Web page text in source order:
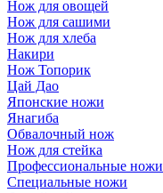
Нож для овощей
Нож для сашими
Нож для хлеба
Накири
Нож Топорик
Цай Дао
Японские ножи
Янагиба
Обвалочный нож
Нож для стейка
Профессиональные ножи
Специальные ножи